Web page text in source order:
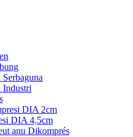
Industri
DIA 2cm
DIA 4,5cm
anu Dikomprés